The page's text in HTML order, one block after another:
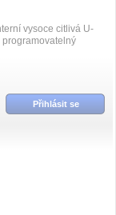
vysoce citlivá U-
programovatelný
Přihlásit se